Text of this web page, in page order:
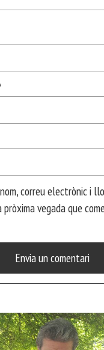
correu electrònic i
vegada que